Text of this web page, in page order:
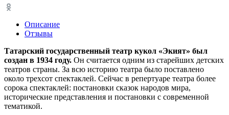
VK
Описание
Отзывы
Татарский государственный театр кукол «Экият» был
создан в 1934 году. Он считается одним из старейших детских
театров страны. За всю историю театра было поставлено
около трехсот спектаклей. Сейчас в репертуаре театра более
сорока спектаклей: постановки сказок народов мира,
исторические представления и постановки с современной
тематикой.